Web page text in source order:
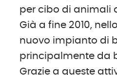
per cibo di animali
Già a fine 2010,
nuovo impianto di
principalmente da
Grazie a queste